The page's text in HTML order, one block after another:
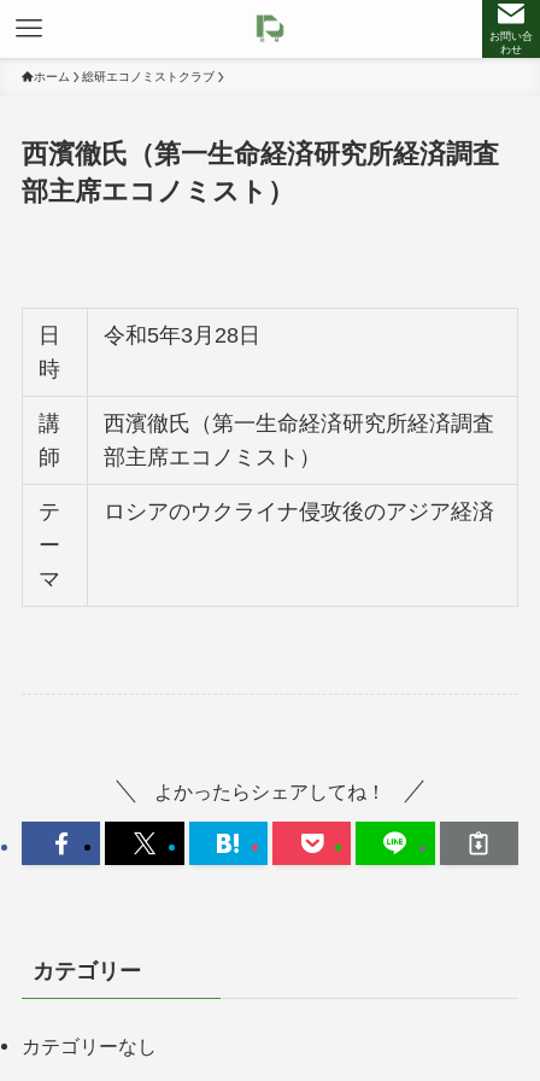
お問い合
わせ
ホーム 総研エコノミストクラブ
西濱徹氏（第一生命経済研究所経済調査
部主席エコノミスト）
日
時
令和5年3月28日
講
師
西濱徹氏（第一生命経済研究所経済調査
部主席エコノミスト）
テ
ー
マ
ロシアのウクライナ侵攻後のアジア経済
よかったらシェアしてね！
カテゴリー
カテゴリーなし